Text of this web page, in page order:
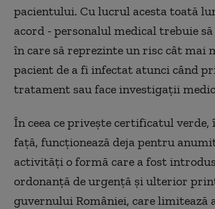
pacientului. Cu lucrul acesta toată
acord - personalul medical trebuie
în care să reprezinte un risc cât mai
pacient de a fi infectat atunci când
tratament sau face investigații
În ceea ce privește certificatul
față, funcționează deja pentru
activități o formă care a fost
ordonanță de urgență și ulterior
guvernului României, care limitează